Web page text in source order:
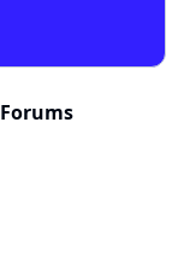
Forums